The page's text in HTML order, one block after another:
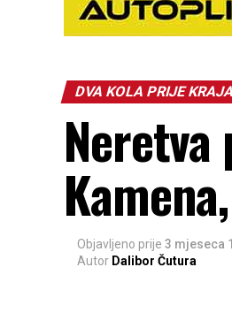
DVA KOLA PRIJE KRAJA
Objavljeno prije 3 mjeseca
Autor Dalibor Čutura